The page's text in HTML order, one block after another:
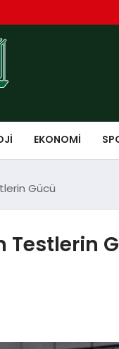
EKONOMI
Gücü
Testlerin